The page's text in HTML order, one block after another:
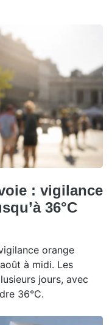
: vigilance
36°C
orange
à midi. Les
jours, avec
36°C.